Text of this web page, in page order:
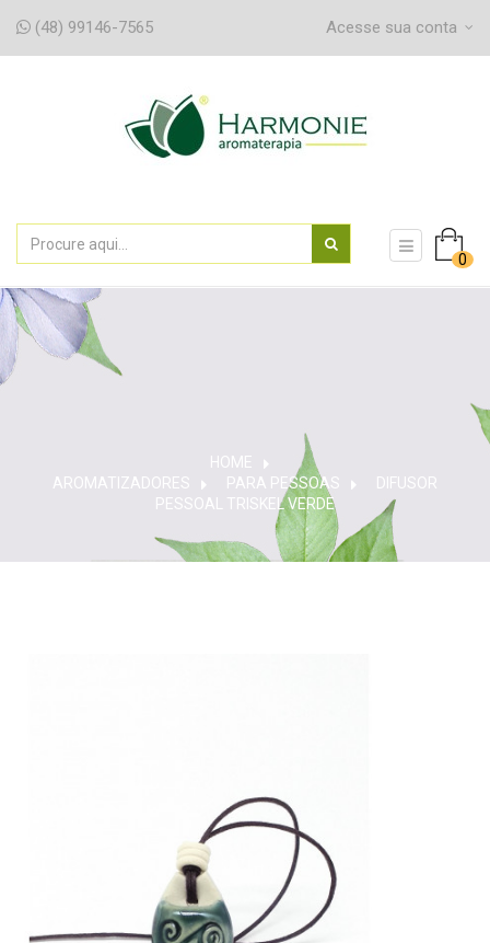
(48) 99146-7565 Acesse sua conta
0
de
HOME
AROMATIZADORES
> PARA PESSOAS >
DIFUSOR
PESSOAL TRISKEL VERDE